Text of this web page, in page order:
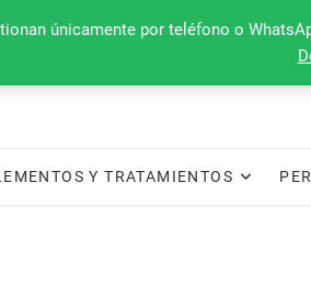
únicamente por teléfono o
Y TRATAMIENTOS